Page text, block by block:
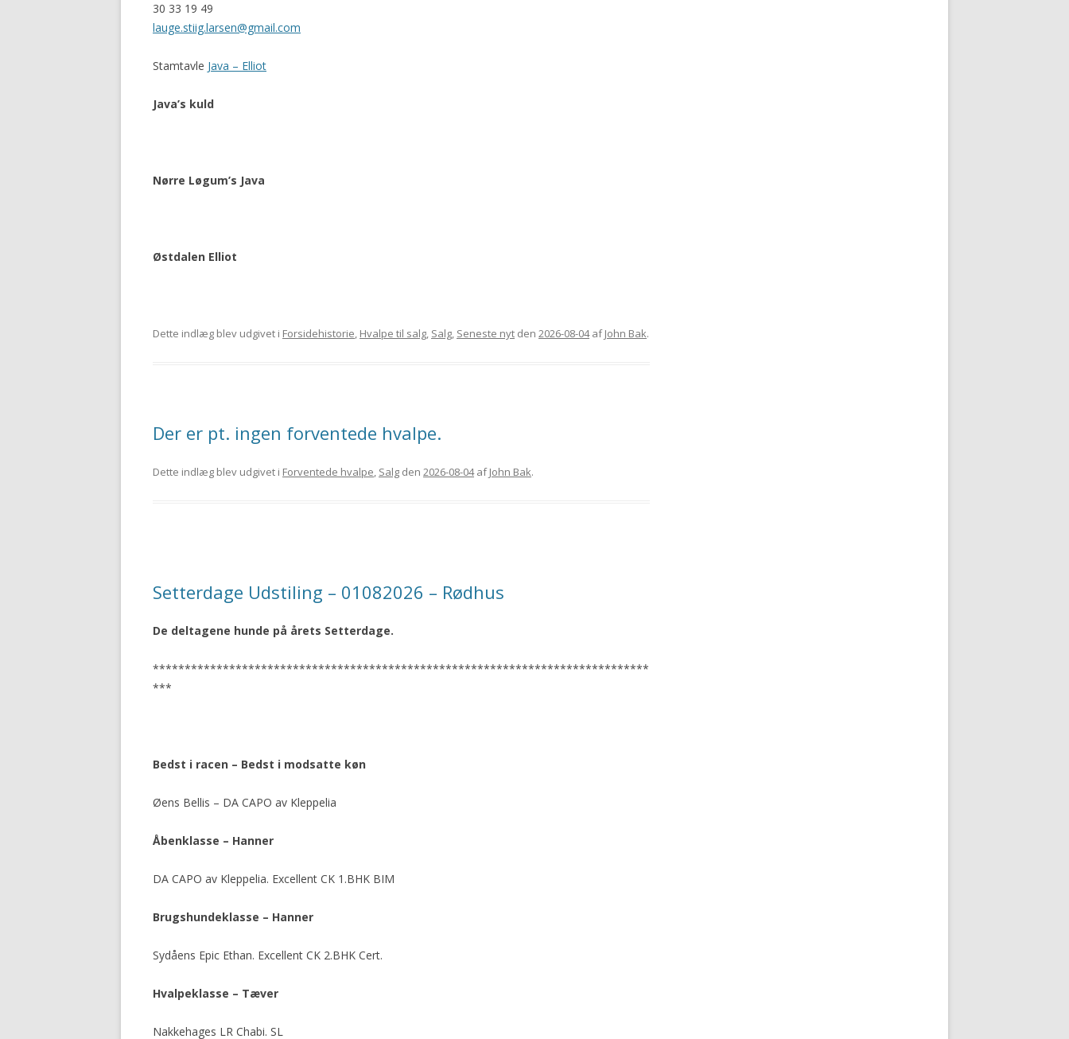
30 33 19 49
lauge.stiig.larsen@gmail.com
Stamtavle Java – Elliot
Java’s kuld
Nørre Løgum’s Java
Østdalen Elliot
Dette indlæg blev udgivet i Forsidehistorie, Hvalpe til salg, Salg, Seneste nyt den 2026-08-04afJohn Bak.
Der er pt. ingen forventede hvalpe.
Dette indlæg blev udgivet i Forventede hvalpe, Salg den 2026-08-04afJohn Bak.
Setterdage Udstiling – 01082026 – Rødhus
De deltagene hunde på årets Setterdage.
******************************************************************************
***
Bedst i racen – Bedst i modsatte køn
Øens Bellis – DA CAPO av Kleppelia
Åbenklasse – Hanner
DA CAPO av Kleppelia. Excellent CK 1.BHK BIM
Brugshundeklasse – Hanner
Sydåens Epic Ethan. Excellent CK 2.BHK Cert.
Hvalpeklasse – Tæver
Nakkehages LR Chabi. SL